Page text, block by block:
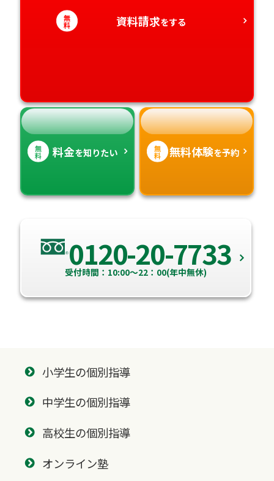
愛知県
香川県
宮崎県
無
料 資料請求をする
無
料 料金を知りたい 無
料 無料体験を予約
0120-20-7733
受付時間：10:00～22：00(年中無休)
小学生の個別指導
中学生の個別指導
高校生の個別指導
オンライン塾